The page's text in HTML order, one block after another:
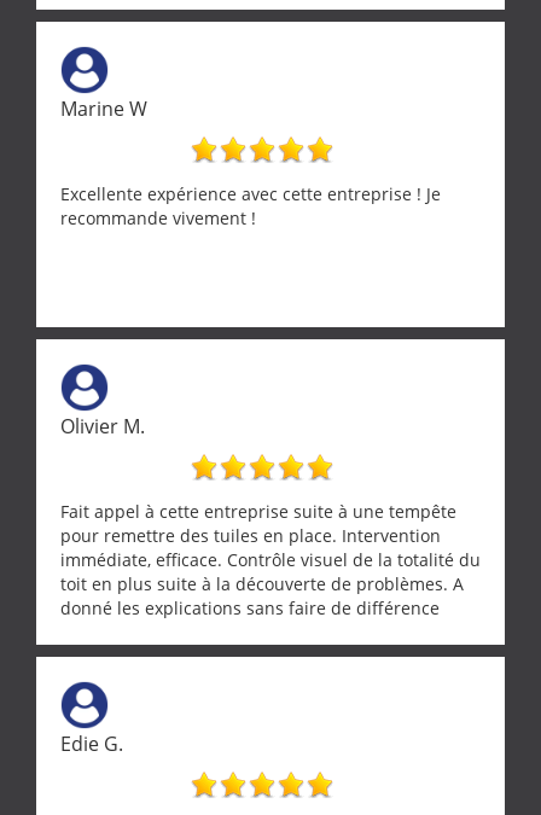
Marine W
Excellente expérience avec cette entreprise ! Je
recommande vivement !
Olivier M.
Fait appel à cette entreprise suite à une tempête
pour remettre des tuiles en place. Intervention
immédiate, efficace. Contrôle visuel de la totalité du
toit en plus suite à la découverte de problèmes. A
donné les explications sans faire de différence
Edie G.